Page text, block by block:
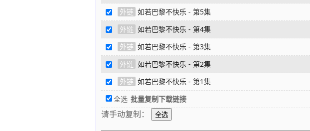
外链 如若巴黎不快乐 - 第5集
外链 如若巴黎不快乐 - 第4集
外链 如若巴黎不快乐 - 第3集
外链 如若巴黎不快乐 - 第2集
外链 如若巴黎不快乐 - 第1集
全选 批量复制下载链接
请手动复制：